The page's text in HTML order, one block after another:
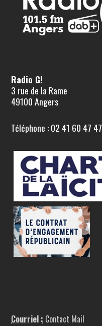
Radio G!
3 rue de la Rame
49100 Angers
Téléphone : 02 41 60 47 47
Courriel : Contact Mail